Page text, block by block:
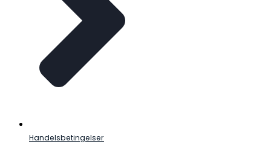
Handelsbetingelser